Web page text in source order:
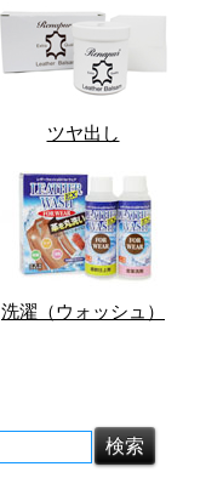
ツヤ出し
洗濯（ウォッシュ）